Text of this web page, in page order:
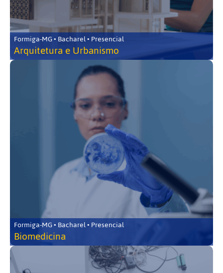
Formiga-MG • Bacharel • Presencial
Arquitetura e Urbanismo
Formiga-MG • Bacharel • Presencial
Biomedicina